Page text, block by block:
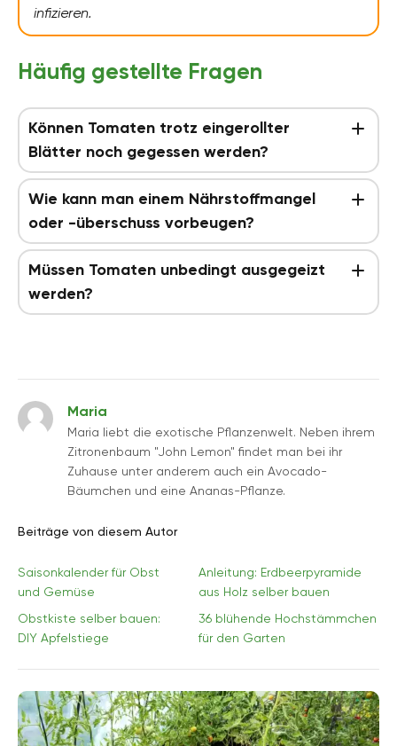
infizieren.
Häufig gestellte Fragen
Können Tomaten trotz eingerollter
Blätter noch gegessen werden?
Wie kann man einem Nährstoffmangel
oder -überschuss vorbeugen?
Müssen Tomaten unbedingt ausgegeizt
werden?
Maria
Maria liebt die exotische Pflanzenwelt. Neben ihrem
Zitronenbaum "John Lemon" findet man bei ihr
Zuhause unter anderem auch ein Avocado-
Bäumchen und eine Ananas-Pflanze.
Beiträge von diesem Autor
Saisonkalender für Obst
und Gemüse
Anleitung: Erdbeerpyramide
aus Holz selber bauen
Obstkiste selber bauen:
DIY Apfelstiege
36 blühende Hochstämmchen
für den Garten